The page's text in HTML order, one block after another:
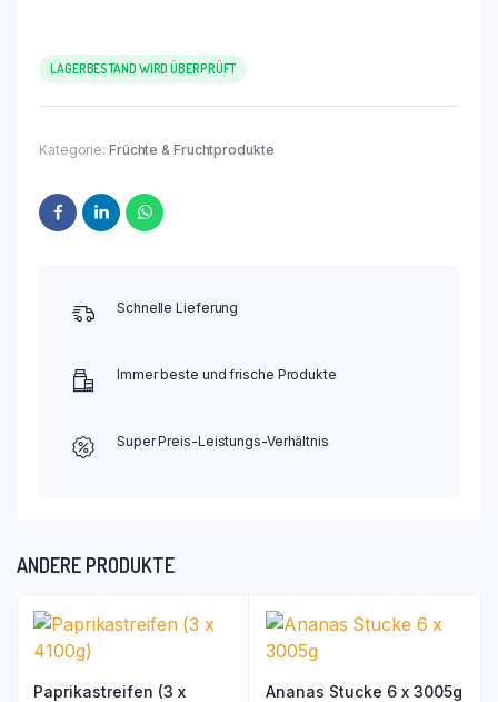
LAGERBESTAND WIRD ÜBERPRÜFT
Kategorie: Früchte & Fruchtprodukte
Schnelle Lieferung
Immer beste und frische Produkte
Super Preis-Leistungs-Verhältnis
ANDERE PRODUKTE
Paprikastreifen (3 x
Ananas Stucke 6 x 3005g